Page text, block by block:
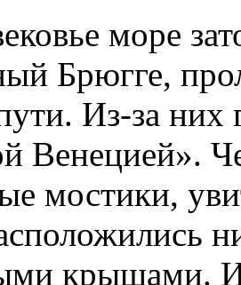
море
Брюгге,
Из-за них
Венецией».
мостики,
крышами.